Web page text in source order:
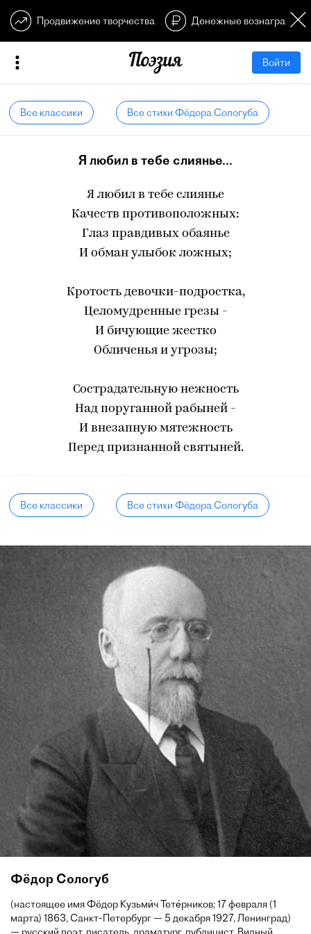
Продвижение творчества Денежные
Войти
Все классики Все стихи Фёдора Сологуба
Я любил в тебе слиянье...
Я любил в тебе слиянье
Качеств противоположных:
Глаз правдивых обаянье
И обман улыбок ложных;
Кротость девочки-подростка,
Целомудренные грезы -
И бичующие жестко
Обличенья и угрозы;
Сострадательную нежность
Над поруганной рабыней -
И внезапную мятежность
Перед признанной святыней.
Все классики Все стихи Фёдора Сологуба
Фёдор Сологуб
(настоящее имя Фёдор Кузьми́ч Тете́рников; 17 февраля (1
марта) 1863, Санкт-Петербург — 5 декабря 1927, Ленинград)